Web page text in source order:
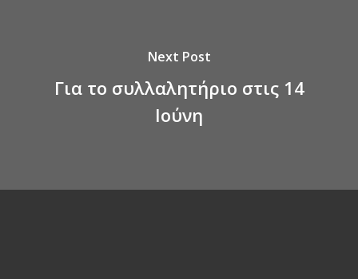
Next Post
Για το συλλαλητήριο στις 14
Ιούνη